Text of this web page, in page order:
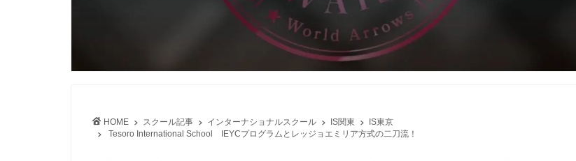
HOME スクール記事 インターナショナルスクール IS関東
IS東京
Tesoro International School IEYCプログラムとレッジョエミリア方式の二刀流！